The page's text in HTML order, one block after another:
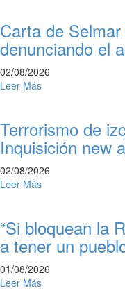
Carta de
denunciando el
02/08/2026
Leer Más
Terrorismo de
Inquisición new
02/08/2026
Leer Más
“Si bloquean la
a tener un
01/08/2026
Leer Más